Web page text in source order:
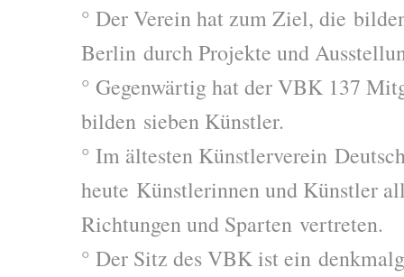
° Der Verein hat zum Ziel, die
Berlin durch Projekte und
° Gegenwärtig hat der VBK 137
bilden sieben Künstler.
° Im ältesten Künstlerverein
heute Künstlerinnen und Künstler
Richtungen und Sparten vertreten.
° Der Sitz des VBK ist ein